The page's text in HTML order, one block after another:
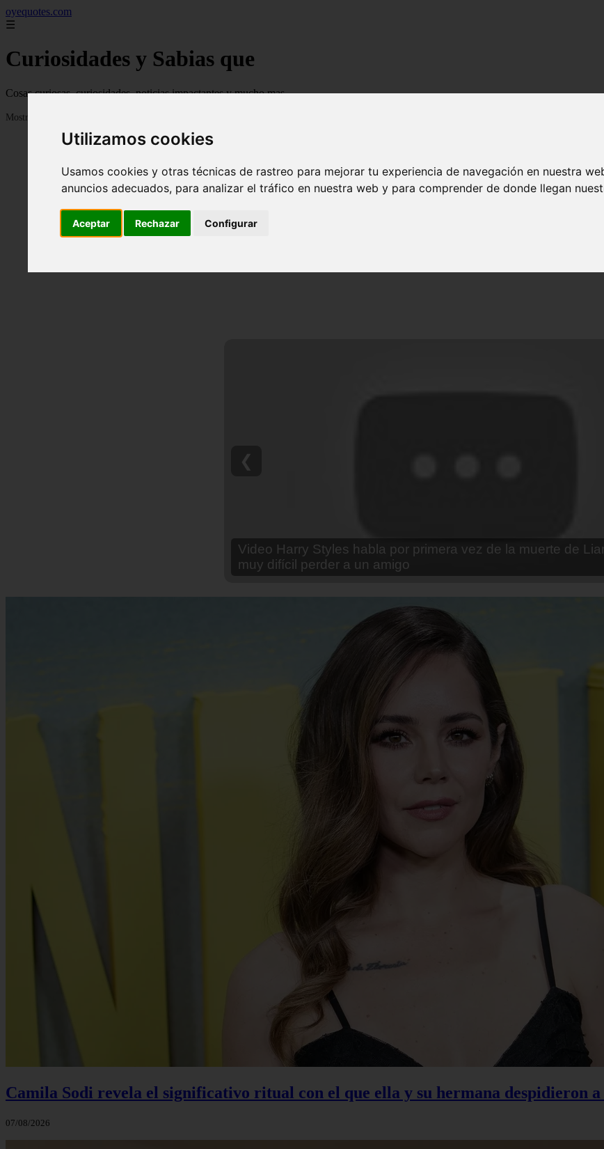
Utilizamos cookies
Usamos cookies y otras técnicas de rastreo para mejorar tu experiencia de navegación en nuestra
anuncios adecuados, para analizar el tráfico en nuestra web y para comprender de donde llegan
Aceptar Rechazar Configurar
oyequotes.com
☰
Curiosidades y Sabias que
Cosas curiosas, curiosidades, noticias impactantes y mucho mas
Mostrando 1 - 24 de 2838 artículos
Video Ana Brenda Contreras y la firme promesa que le hizo a
❮
Camila Sodi revela el significativo ritual con el que ella y su hermana despidieron
07/08/2026